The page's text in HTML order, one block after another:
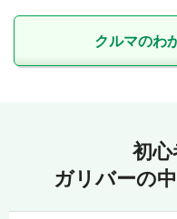
クルマのわ
初
ガリバーの